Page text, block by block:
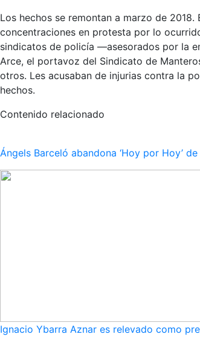
Los hechos se remontan a marzo de
concentraciones en protesta por lo
sindicatos de policía —asesorados por la
Arce, el portavoz del Sindicato de
otros. Les acusaban de injurias contra la
hechos.
Contenido relacionado
Ángels Barceló abandona ‘Hoy por Hoy’
Ignacio Ybarra Aznar es relevado como